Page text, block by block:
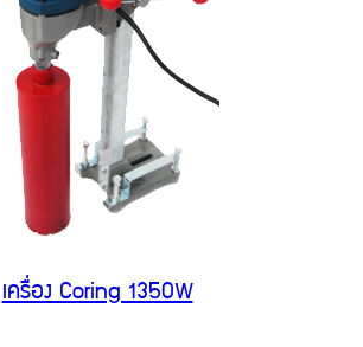
เครื่อง Coring 1350W